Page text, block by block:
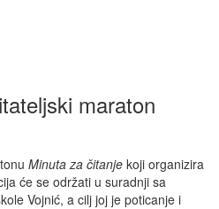
maraton
Minuta za čitanje koji organizira
će se održati u suradnji sa
Vojnić, a cilj joj je poticanje i